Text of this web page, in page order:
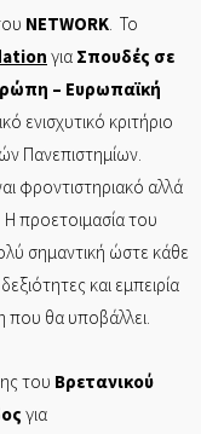
NETWORK. Το
για Σπουδές σε
– Ευρωπαϊκή
ενισχυτικό κριτήριο
Πανεπιστημίων.
φροντιστηριακό αλλά
προετοιμασία του
σημαντική ώστε κάθε
και εμπειρία
που θα υποβάλλει.
του Βρετανικού
για